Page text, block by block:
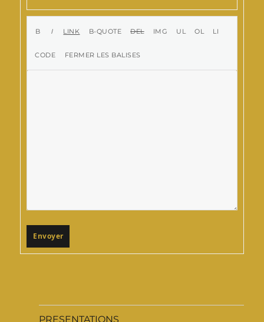
Envoyer
PRESENTATIONS